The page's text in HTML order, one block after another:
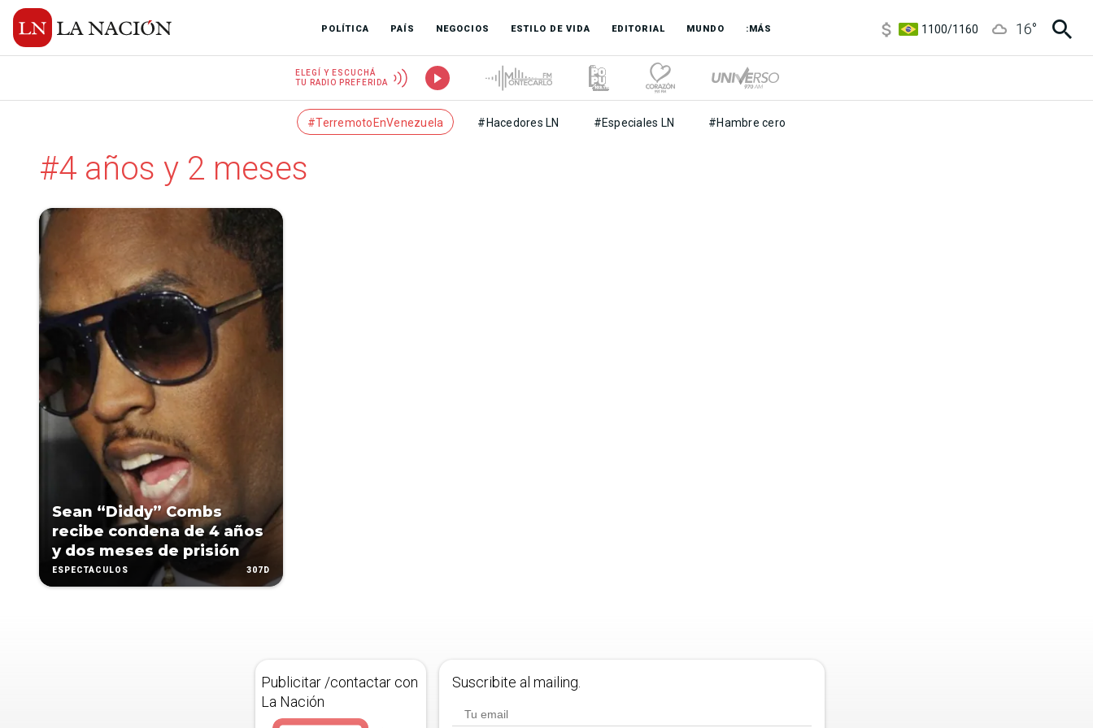
POLÍTICA PAÍS NEGOCIOS ESTILO DE VIDA EDITORIAL MUNDO :MÁS
1100/1160
16°
ELEGÍ Y ESCUCHÁ
TU RADIO PREFERIDA
#TerremotoEnVenezuela #Hacedores LN #Especiales LN #Hambre cero
#4 años y 2 meses
Sean “Diddy” Combs
recibe condena de 4 años
y dos meses de prisión
ESPECTÁCULOS 307D
Publicitar /contactar con
La Nación
Suscribite al mailing.